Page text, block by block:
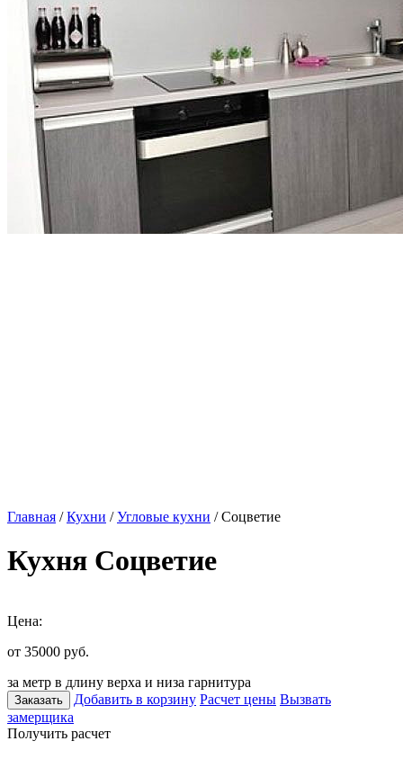
Главная /Кухни /Угловые кухни / Соцветие
Кухня Соцветие
Цена:
от 35000 руб.
за метр в длину верха и низа гарнитура
Заказать Добавить в корзину Расчет цены Вызвать
замерщика
Получить расчет